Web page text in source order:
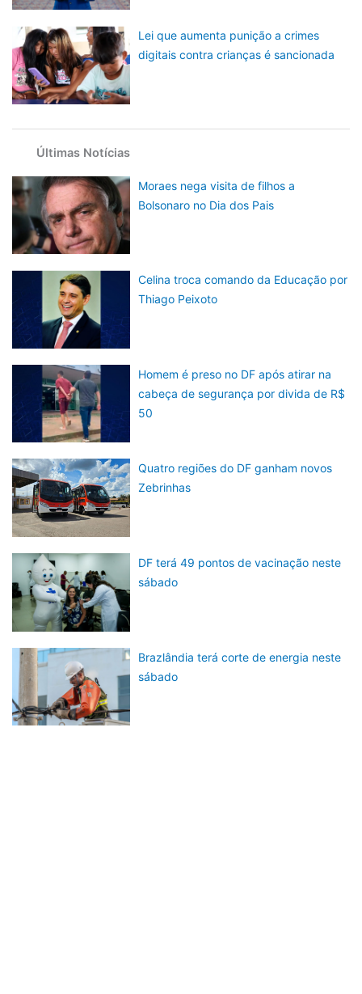
Lei que aumenta punição a crimes
digitais contra crianças é sancionada
Últimas Notícias
Moraes nega visita de filhos a
Bolsonaro no Dia dos Pais
Celina troca comando da Educação por
Thiago Peixoto
Homem é preso no DF após atirar na
cabeça de segurança por divida de R$
50
Quatro regiões do DF ganham novos
Zebrinhas
DF terá 49 pontos de vacinação neste
sábado
Brazlândia terá corte de energia neste
sábado